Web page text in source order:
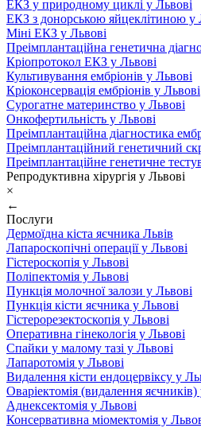
ЕКЗ у природному циклі у Львові
ЕКЗ з донорською яйцеклітиною у
Міні ЕКЗ у Львові
Преімплантаційна генетична
Кріопротокол ЕКЗ у Львові
Культивування ембріонів у Львові
Кріоконсервація ембріонів у Львові
Сурогатне материнство у Львові
Онкофертильність у Львові
Преімплантаційна діагностика
Преімплантаційний генетичний
Преімплантаційне генетичне
Репродуктивна хірургія у Львові
×
←
Послуги
Дермоїдна кіста яєчника Львів
Лапароскопічні операції у Львові
Гістероскопія у Львові
Поліпектомія у Львові
Пункція молочної залози у Львові
Пункція кісти яєчника у Львові
Гістерорезектоскопія у Львові
Оперативна гінекологія у Львові
Спайки у малому тазі у Львові
Лапаротомія у Львові
Видалення кісти ендоцервіксу у
Оваріектомія (видалення яєчників)
Аднексектомія у Львові
Консервативна міомектомія у